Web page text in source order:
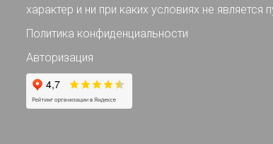
характер и ни при каких условиях не является
Политика конфиденциальности
Авторизация